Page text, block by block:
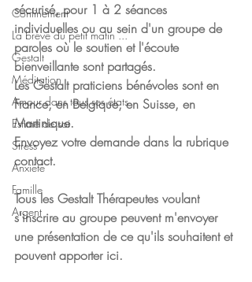
Confinement
La brève du petit matin ...
Gestalt
Méditation
Amour dans tous ses états
Estime de soi
Stress
Anxiété
Famille
Argent
sécurisé, pour 1 à 2 séances
individuelles ou au sein d'un groupe de
paroles où le soutien et l'écoute
bienveillante sont partagés.
Les Gestalt praticiens bénévoles sont en
France, en Belgique, en Suisse, en
Martinique.
Envoyez votre demande dans la rubrique
contact.
Tous les Gestalt Thérapeutes voulant
s'inscrire au groupe peuvent m'envoyer
une présentation de ce qu'ils souhaitent et
pouvent apporter ici.